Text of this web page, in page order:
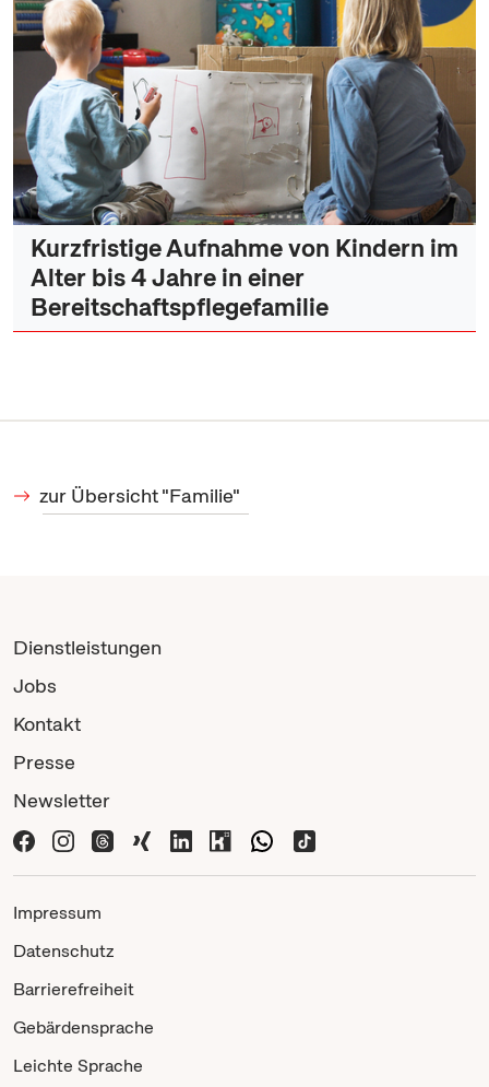
Kurzfristige Aufnahme von Kindern im
Alter bis 4 Jahre in einer
Bereitschaftspflegefamilie
zur Übersicht "Familie"
Dienstleistungen
Jobs
Kontakt
Presse
Newsletter
Impressum
Datenschutz
Barrierefreiheit
Gebärdensprache
Leichte Sprache